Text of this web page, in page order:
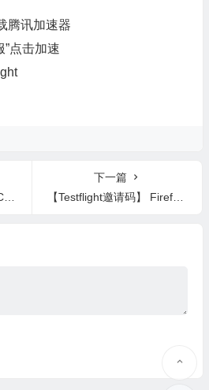
腾讯加速器
”点击加速
下一篇
【Testflight邀请码】 Firefox Beta web browser